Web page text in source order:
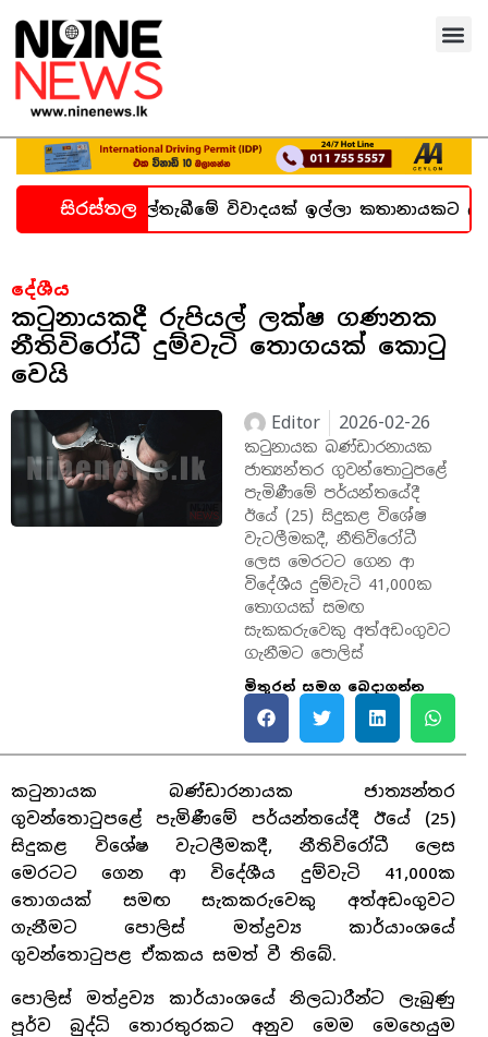
සිරස්තල
හදිසි කල්තැබීමේ විවාදයක් ඉල්ලා කතානායකට ලිපියක්
දේශීය
කටුනායකදී රුපියල් ලක්ෂ ගණනක
නීතිවිරෝධී දුම්වැටි තොගයක් කොටු
වෙයි
Editor 2026-02-26
කටුනායක බණ්ඩාරනායක
ජාත්‍යන්තර ගුවන්තොටුපළේ
පැමිණීමේ පර්යන්තයේදී
ඊයේ (25) සිදුකළ විශේෂ
වැටලීමකදී, නීතිවිරෝධී
ලෙස මෙරටට ගෙන ආ
විදේශීය දුම්වැටි 41,000ක
තොගයක් සමඟ
සැකකරුවෙකු අත්අඩංගුවට
ගැනීමට පොලිස්
මිතුරන් සමග බෙදාගන්න
කටුනායක බණ්ඩාරනායක ජාත්‍යන්තර
ගුවන්තොටුපළේ පැමිණීමේ පර්යන්තයේදී ඊයේ (25)
සිදුකළ විශේෂ වැටලීමකදී, නීතිවිරෝධී ලෙස
මෙරටට ගෙන ආ විදේශීය දුම්වැටි 41,000ක
තොගයක් සමඟ සැකකරුවෙකු අත්අඩංගුවට
ගැනීමට පොලිස් මත්ද්‍රව්‍ය කාර්යාංශයේ
ගුවන්තොටුපළ ඒකකය සමත් වී තිබේ.
පොලිස් මත්ද්‍රව්‍ය කාර්යාංශයේ නිලධාරීන්ට ලැබුණු
පූර්ව බුද්ධි තොරතුරකට අනුව මෙම මෙහෙයුම